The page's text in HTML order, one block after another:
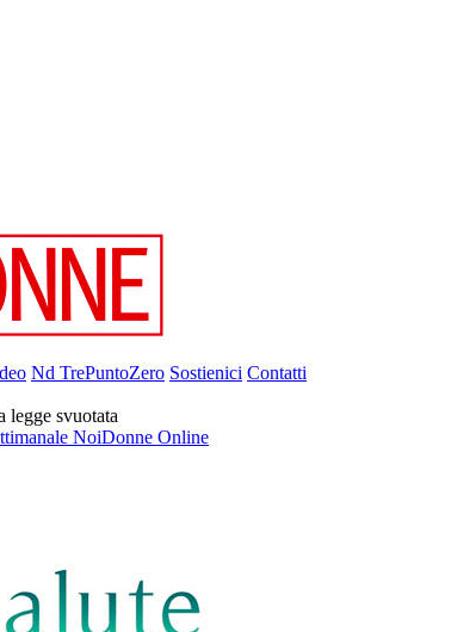
Nd TrePuntoZero Sostienici Contatti
legge svuotata
NoiDonne Online